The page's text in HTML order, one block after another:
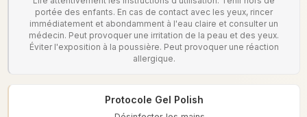
portée des enfants. En cas de contact avec les yeux, rincer
immédiatement et abondamment à l'eau claire et consulter un
médecin. Peut provoquer une irritation de la peau et des yeux.
Éviter l'exposition à la poussière. Peut provoquer une réaction
allergique.
Protocole Gel Polish